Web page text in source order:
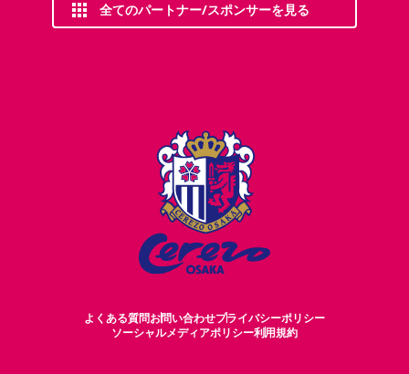
全てのパートナー/スポンサーを見る
よくある質問お問い合わせプライバシーポリシー
ソーシャルメディアポリシー利用規約